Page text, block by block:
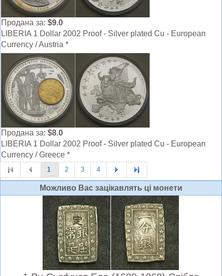
Продана за: $9.0
LIBERIA 1 Dollar 2002 Proof - Silver plated Cu - European
Currency / Austria *
Продана за: $8.0
LIBERIA 1 Dollar 2002 Proof - Silver plated Cu - European
Currency / Greece *
1 2 3 4
Можливо Вас зацiкавлять цi монети